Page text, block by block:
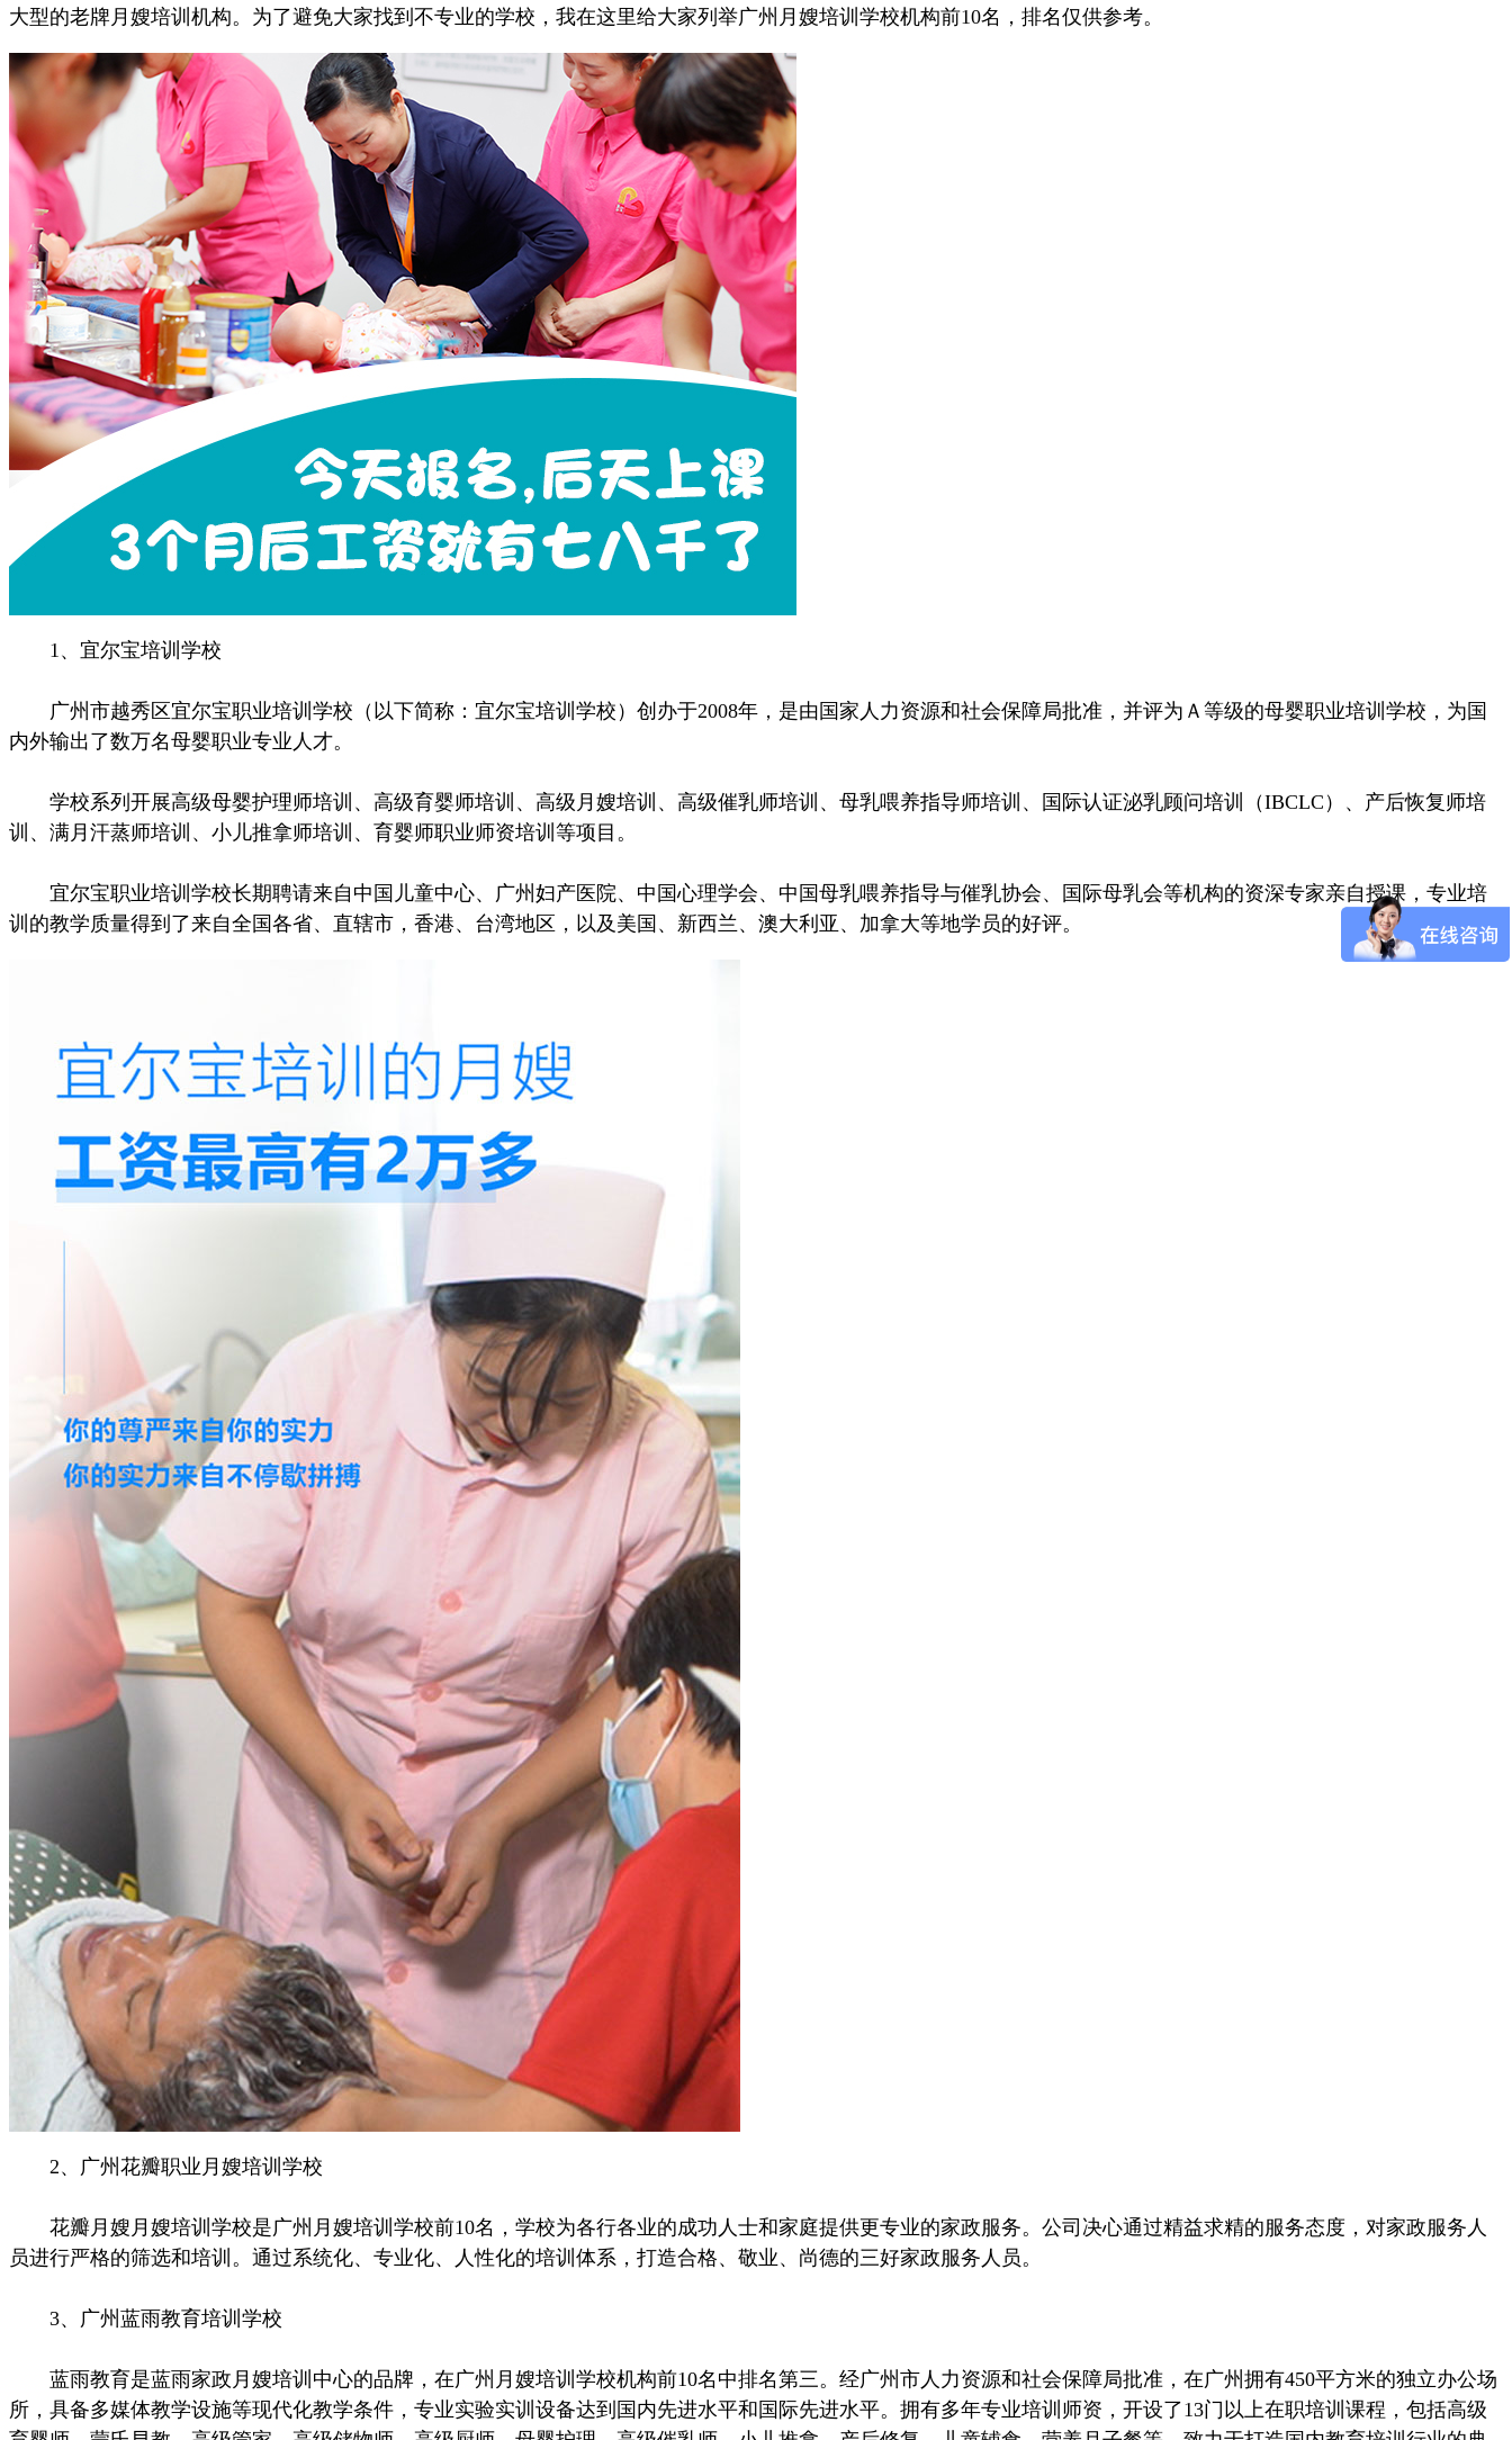
大型的老牌月嫂培训机构。为了避免大家找到不专业的学校，我在这里给大家列举广州月嫂培训学校机构前10名，排名仅供参考。
1、宜尔宝培训学校
广州市越秀区宜尔宝职业培训学校（以下简称：宜尔宝培训学校）创办于2008年，是由国家人力资源和社会保障局批准，并评为Ａ等级的母婴职业培训学校，为国
内外输出了数万名母婴职业专业人才。
学校系列开展高级母婴护理师培训、高级育婴师培训、高级月嫂培训、高级催乳师培训、母乳喂养指导师培训、国际认证泌乳顾问培训（IBCLC）、产后恢复师培
训、满月汗蒸师培训、小儿推拿师培训、育婴师职业师资培训等项目。
宜尔宝职业培训学校长期聘请来自中国儿童中心、广州妇产医院、中国心理学会、中国母乳喂养指导与催乳协会、国际母乳会等机构的资深专家亲自授课，专业培
训的教学质量得到了来自全国各省、直辖市，香港、台湾地区，以及美国、新西兰、澳大利亚、加拿大等地学员的好评。
2、广州花瓣职业月嫂培训学校
花瓣月嫂月嫂培训学校是广州月嫂培训学校前10名，学校为各行各业的成功人士和家庭提供更专业的家政服务。公司决心通过精益求精的服务态度，对家政服务人
员进行严格的筛选和培训。通过系统化、专业化、人性化的培训体系，打造合格、敬业、尚德的三好家政服务人员。
3、广州蓝雨教育培训学校
蓝雨教育是蓝雨家政月嫂培训中心的品牌，在广州月嫂培训学校机构前10名中排名第三。经广州市人力资源和社会保障局批准，在广州拥有450平方米的独立办公场
所，具备多媒体教学设施等现代化教学条件，专业实验实训设备达到国内先进水平和国际先进水平。拥有多年专业培训师资，开设了13门以上在职培训课程，包括高级